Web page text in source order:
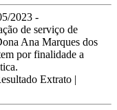
2023 -
de serviço de
Ana Marques dos
por finalidade a
Extrato |